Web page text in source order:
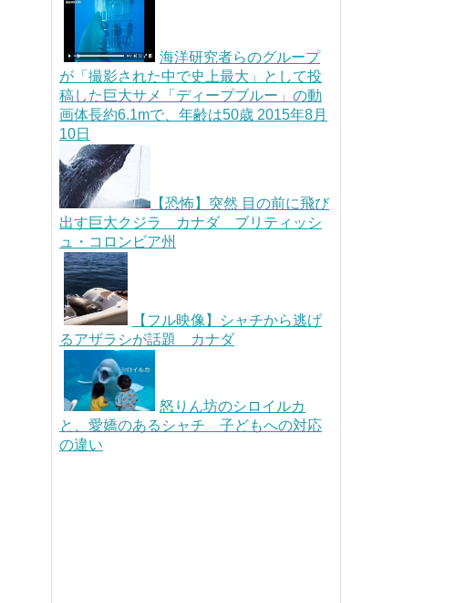
海洋研究者らのグループ
が「撮影された中で史上最大」として投
稿した巨大サメ「ディープブルー」の動
画体長約6.1mで、年齢は50歳 2015年8月
10日
【恐怖】突然 目の前に飛び
出す巨大クジラ カナダ ブリティッシ
ュ・コロンビア州
【フル映像】シャチから逃げ
るアザラシが話題 カナダ
怒りん坊のシロイルカ
と、愛嬌のあるシャチ 子どもへの対応
の違い